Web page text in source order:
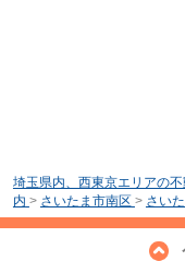
埼玉県内、西東京エリアの
内 > さいたま市南区 > さい